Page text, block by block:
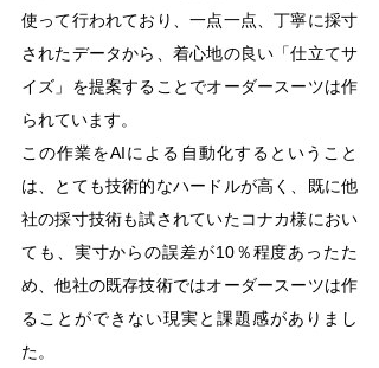
使って行われており、一点一点、丁寧に採寸
されたデータから、着心地の良い「仕立てサ
イズ」を提案することでオーダースーツは作
られています。
この作業をAIによる自動化するということ
は、とても技術的なハードルが高く、既に他
社の採寸技術も試されていたコナカ様におい
ても、実寸からの誤差が10％程度あったた
め、他社の既存技術ではオーダースーツは作
ることができない現実と課題感がありまし
た。